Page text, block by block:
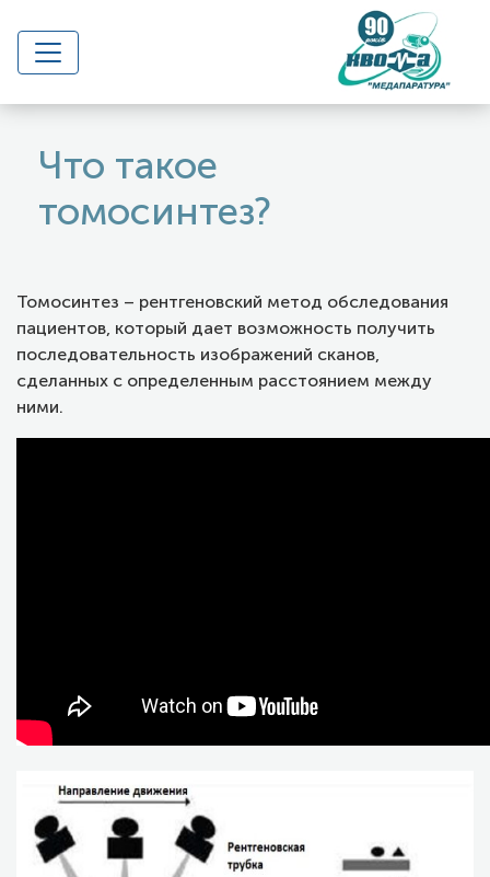
Что такое
томосинтез?
Томосинтез – рентгеновский метод обследования
пациентов, который дает возможность получить
последовательность изображений сканов,
сделанных с определенным расстоянием между
ними.